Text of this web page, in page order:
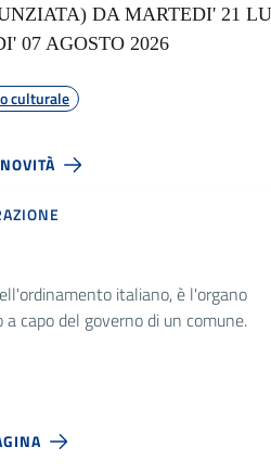
DA MARTEDI' 21
07 AGOSTO 2026
culturale
italiano, è l'organo
a capo del governo di un comune.